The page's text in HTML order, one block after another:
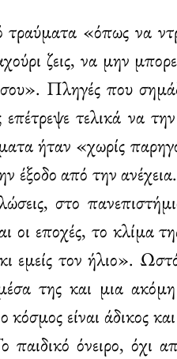
«όπως να
ζεις, να μην
Πληγές που
τελικά να
ήταν «χωρίς
έξοδο από την
στο
οι εποχές, το κλίμα
εμείς τον ήλιο».
της και μια
είναι άδικος
όνειρο, όχι